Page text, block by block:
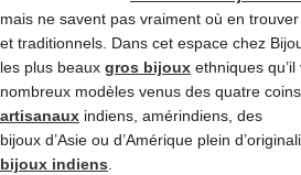
mais ne savent pas vraiment où en
et traditionnels. Dans cet espace chez
les plus beaux gros bijoux ethniques
nombreux modèles venus des quatre
artisanaux indiens, amérindiens, des
bijoux d’Asie ou d’Amérique plein
bijoux indiens.